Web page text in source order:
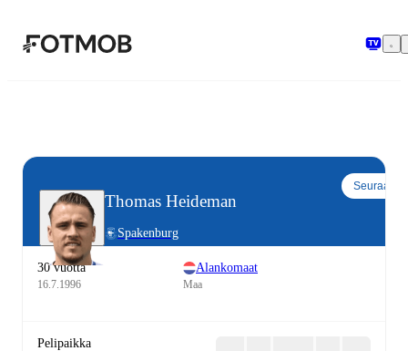
Thomas Heideman
Spakenburg
Seuraa
30 vuotta
16.7.1996
Alankomaat
Maa
Pelipaikka